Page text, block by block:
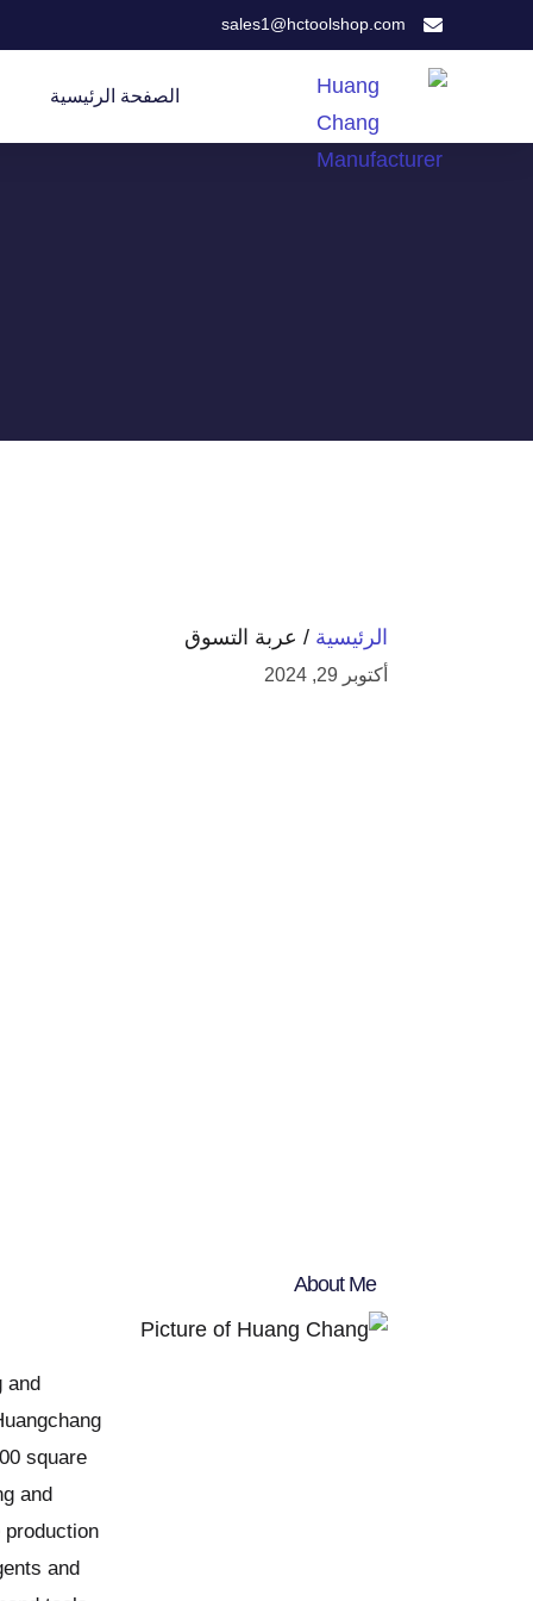
sales1@hctoolshop.com
الصفحة الرئيسية
الرئيسية / عربة التسوق
أكتوبر 29, 2024
About Me
and
square
and
and